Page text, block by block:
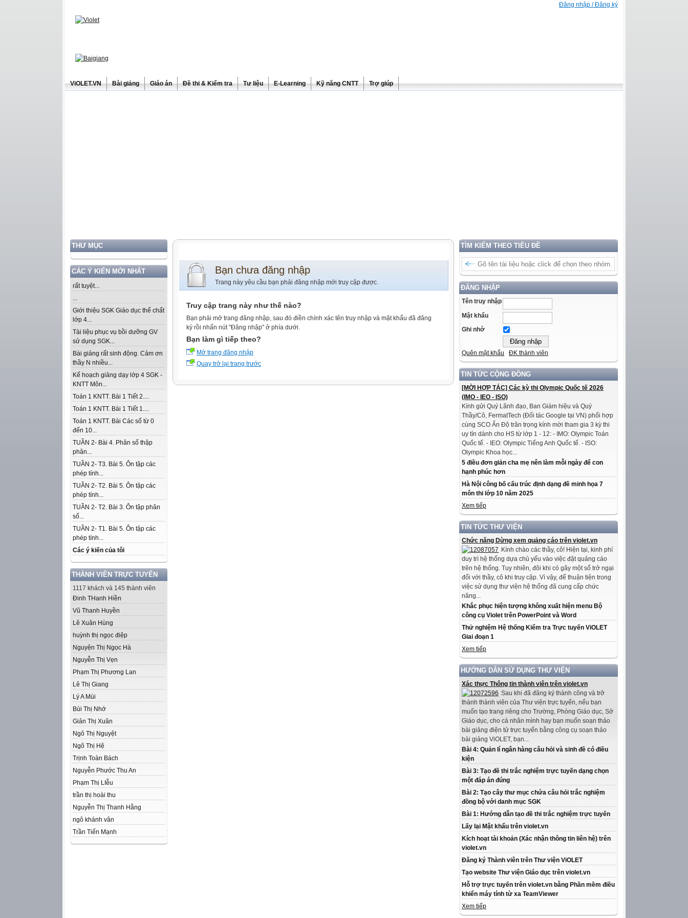
Đăng nhập / Đăng ký
ViOLET.VN Bài giảng Giáo án Đề thi & Kiểm tra Tư liệu E-Learning Kỹ năng CNTT Trợ giúp
THƯ MỤC
CÁC Ý KIẾN MỚI NHẤT
rất tuyệt...
...
Giới thiệu SGK Giáo dục thể chất
lớp 4...
Tài liệu phục vụ bồi dưỡng GV
sử dụng SGK...
Bài giảng rất sinh động. Cảm ơn
thầy N nhiều...
Kế hoạch giảng dạy lớp 4 SGK -
KNTT Môn...
Toán 1 KNTT. Bài 1 Tiết 2....
Toán 1 KNTT. Bài 1 Tiết 1....
Toán 1 KNTT. Bài Các số từ 0
đến 10...
TUẦN 2- Bài 4. Phân số thập
phân...
TUẦN 2- T3. Bài 5. Ôn tập các
phép tính...
TUẦN 2- T2. Bài 5. Ôn tập các
phép tính...
TUẦN 2- T2. Bài 3. Ôn tập phân
số...
TUẦN 2- T1. Bài 5. Ôn tập các
phép tính...
Các ý kiến của tôi
THÀNH VIÊN TRỰC TUYẾN
1117 khách và 145 thành viên
Đinh THanh Hiền
Vũ Thanh Huyền
Lê Xuân Hùng
huỳnh thị ngọc điệp
Nguyện Thị Ngọc Hà
Nguyễn Thị Vẹn
Phạm Thị Phương Lan
Lê Thị Giang
Lý A Mùi
Bùi Thị Nhớ
Giản Thị Xuân
Ngô Thị Nguyệt
Ngô Thị Hệ
Trịnh Toàn Bách
Nguyễn Phước Thu An
Phạm Thị LIễu
trần thị hoài thu
Nguyễn Thị Thanh Hằng
ngô khánh vân
Trần Tiến Mạnh
TÌM KIẾM THEO TIÊU ĐỀ
ĐĂNG NHẬP
Tên truy nhập
Mật khẩu
Ghi nhớ
Quên mật khẩu ĐK thành viên
TIN TỨC CỘNG ĐỒNG
[MỜI HỢP TÁC] Các kỳ thi Olympic Quốc tế 2026
(IMO - IEO - ISO)
Kính gửi Quý Lãnh đạo, Ban Giám hiệu và Quý
Thầy/Cô, FermatTech (Đối tác Google tại VN) phối hợp
cùng SCO Ấn Độ trân trọng kính mời tham gia 3 kỳ thi
uy tín dành cho HS từ lớp 1 - 12: - IMO: Olympic Toán
Quốc tế. - IEO: Olympic Tiếng Anh Quốc tế. - ISO:
Olympic Khoa học...
5 điều đơn giản cha mẹ nên làm mỗi ngày để con
hạnh phúc hơn
Hà Nội công bố cấu trúc định dạng đề minh họa 7
môn thi lớp 10 năm 2025
Xem tiếp
TIN TỨC THƯ VIỆN
Chức năng Dừng xem quảng cáo trên violet.vn
Kính chào các thầy, cô! Hiện tại, kinh phí
duy trì hệ thống dựa chủ yếu vào việc đặt quảng cáo
trên hệ thống. Tuy nhiên, đôi khi có gây một số trở ngại
đối với thầy, cô khi truy cập. Vì vậy, để thuận tiện trong
việc sử dụng thư viện hệ thống đã cung cấp chức
năng...
Khắc phục hiện tượng không xuất hiện menu Bộ
công cụ Violet trên PowerPoint và Word
Thử nghiệm Hệ thống Kiểm tra Trực tuyến ViOLET
Giai đoạn 1
Xem tiếp
HƯỚNG DẪN SỬ DỤNG THƯ VIỆN
Xác thực Thông tin thành viên trên violet.vn
Sau khi đã đăng ký thành công và trở
thành thành viên của Thư viện trực tuyến, nếu bạn
muốn tạo trang riêng cho Trường, Phòng Giáo dục, Sở
Giáo dục, cho cá nhân mình hay bạn muốn soạn thảo
bài giảng điện tử trực tuyến bằng công cụ soạn thảo
bài giảng ViOLET, bạn...
Bài 4: Quản lí ngân hàng câu hỏi và sinh đề có điều
kiện
Bài 3: Tạo đề thi trắc nghiệm trực tuyến dạng chọn
một đáp án đúng
Bài 2: Tạo cây thư mục chứa câu hỏi trắc nghiệm
đồng bộ với danh mục SGK
Bài 1: Hướng dẫn tạo đề thi trắc nghiệm trực tuyến
Lấy lại Mật khẩu trên violet.vn
Kích hoạt tài khoản (Xác nhận thông tin liên hệ) trên
violet.vn
Đăng ký Thành viên trên Thư viện ViOLET
Tạo website Thư viện Giáo dục trên violet.vn
Hỗ trợ trực tuyến trên violet.vn bằng Phần mềm điều
khiển máy tính từ xa TeamViewer
Xem tiếp
Bạn chưa đăng nhập
Trang này yêu cầu bạn phải đăng nhập mới truy cập được.
Truy cập trang này như thế nào?
Bạn phải mở trang đăng nhập, sau đó điền chính xác tên truy nhập và mật khẩu đã đăng
ký rồi nhấn nút "Đăng nhập" ở phía dưới.
Bạn làm gì tiếp theo?
Mở trang đăng nhập
Quay trở lại trang trước